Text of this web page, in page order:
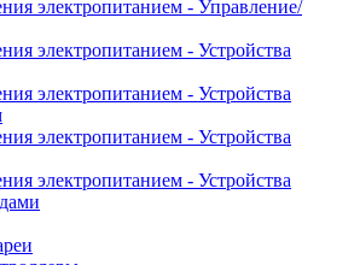
электропитанием - Управление/
электропитанием - Устройства
электропитанием - Устройства
электропитанием - Устройства
электропитанием - Устройства